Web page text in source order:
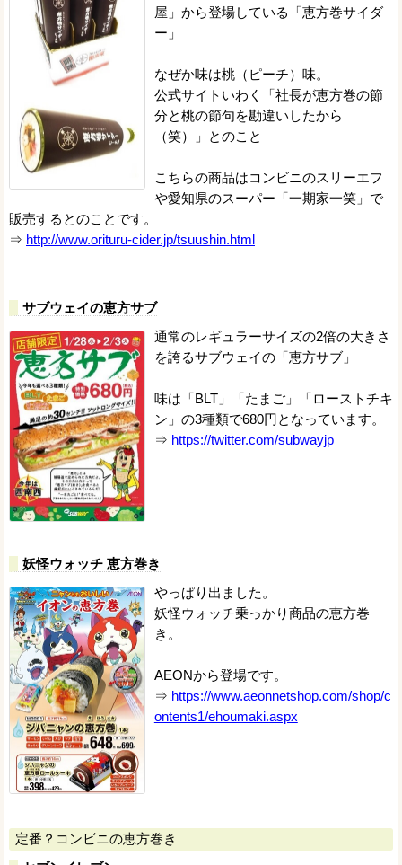
屋」から登場している「恵方巻サイダ
ー」
なぜか味は桃（ピーチ）味。
公式サイトいわく「社長が恵方巻の節
分と桃の節句を勘違いしたから
（笑）」とのこと
こちらの商品はコンビニのスリーエフ
や愛知県のスーパー「一期家一笑」で
販売するとのことです。
⇒ http://www.orituru-cider.jp/tsuushin.html
サブウェイの恵方サブ
通常のレギュラーサイズの2倍の大きさ
を誇るサブウェイの「恵方サブ」
味は「BLT」「たまご」「ローストチキ
ン」の3種類で680円となっています。
⇒ https://twitter.com/subwayjp
妖怪ウォッチ 恵方巻き
やっぱり出ました。
妖怪ウォッチ乗っかり商品の恵方巻
き。
AEONから登場です。
⇒ https://www.aeonnetshop.com/shop/c
ontents1/ehoumaki.aspx
定番？コンビニの恵方巻き